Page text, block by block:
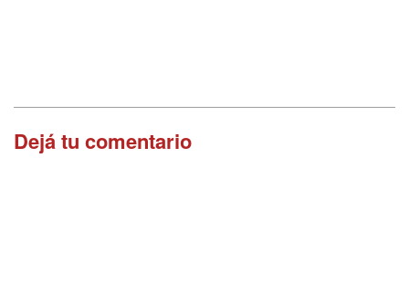
Dejá tu comentario